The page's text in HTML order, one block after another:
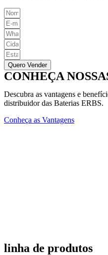
Quero Vender
CONHEÇA
Descubra as vantagens e
distribuidor das Baterias ERBS.
Conheça as Vantagens
linha de produtos